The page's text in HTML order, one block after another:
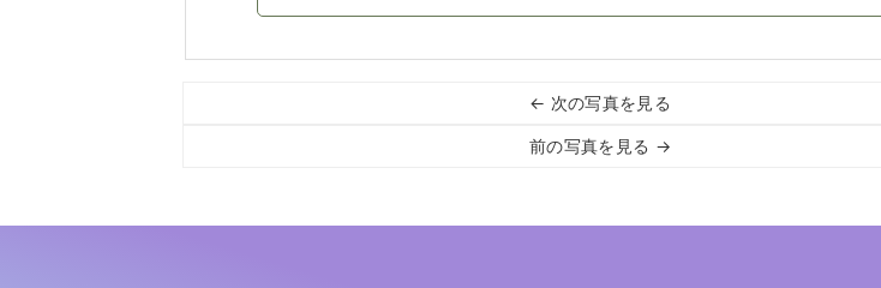
← 次の写真を見る
前の写真を見る →